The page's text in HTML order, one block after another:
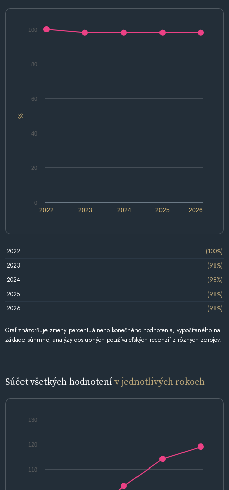
%
2022 2024 2026
2023 2025
0
20
40
60
80
100
2022
(100%)
2023
(98%)
2024
(98%)
2025
(98%)
2026
(98%)
Graf znázorňuje zmeny percentuálneho konečného hodnotenia, vypočítaného na
základe súhrnnej analýzy dostupných používateľských recenzií z rôznych zdrojov.
Súčet všetkých hodnotenív jednotlivých rokoch
110
120
130